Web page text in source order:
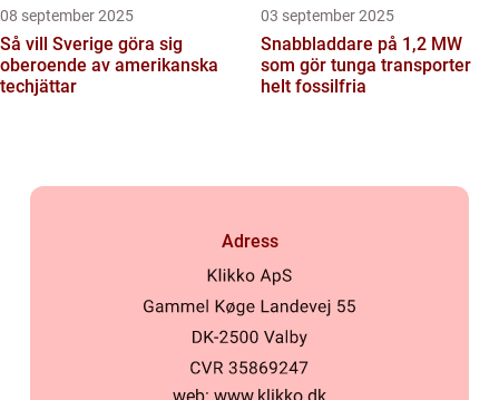
08 september 2025
Så vill Sverige göra sig
oberoende av amerikanska
techjättar
03 september 2025
Snabbladdare på 1,2 MW
som gör tunga transporter
helt fossilfria
Adress